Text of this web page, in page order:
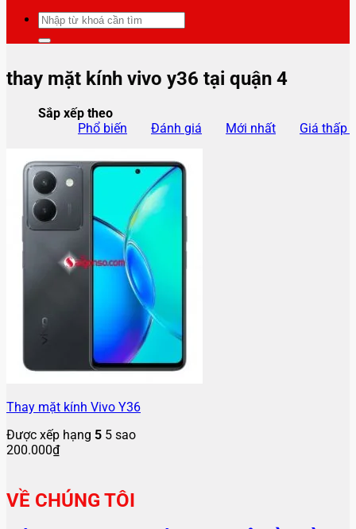
Tìm
kiếm:
thay mặt kính vivo y36 tại quận 4
Sắp xếp theo
Phổ biến
Đánh giá Mới nhất Giá thấp
Thay mặt kính Vivo Y36
Được xếp hạng 5 5 sao
200.000₫
VỀ CHÚNG TÔI